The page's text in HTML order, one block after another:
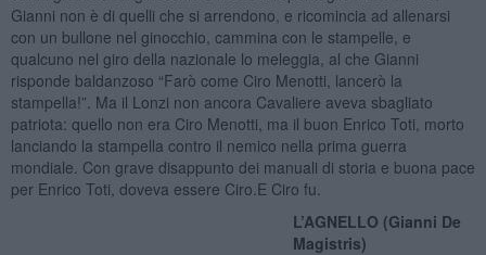
Gianni non è di quelli che si arrendono, e ricomincia ad allenarsi
con un bullone nel ginocchio, cammina con le stampelle, e
qualcuno nel giro della nazionale lo meleggia, al che Gianni
risponde baldanzoso “Farò come Ciro Menotti, lancerò la
stampella!”. Ma il Lonzi non ancora Cavaliere aveva sbagliato
patriota: quello non era Ciro Menotti, ma il buon Enrico Toti, morto
lanciando la stampella contro il nemico nella prima guerra
mondiale. Con grave disappunto dei manuali di storia e buona pace
per Enrico Toti, doveva essere Ciro.E Ciro fu.
L’AGNELLO (Gianni De
Magistris)